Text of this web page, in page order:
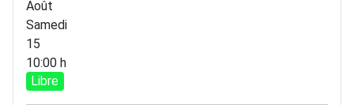
Août
Samedi
15
10:00 h
Libre